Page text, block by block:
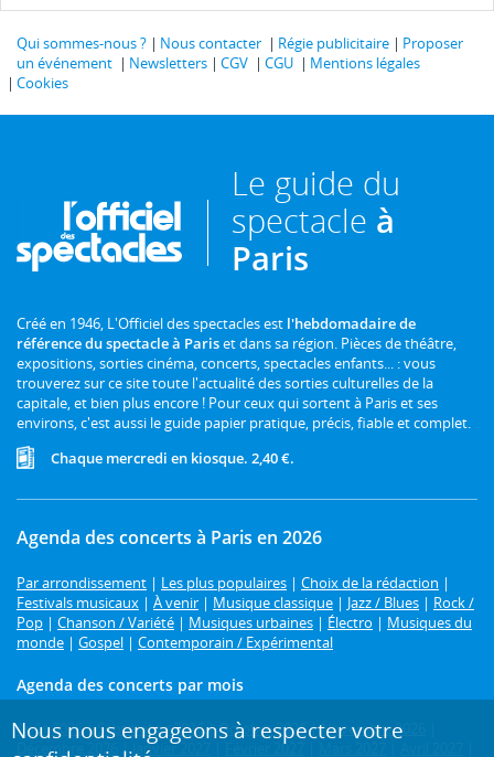
Qui sommes-nous ? Nous contacter Régie publicitaire
Proposer
un événement
Newsletters CGV CGU
Mentions légales
Cookies
Le guide du
spectacle à
Paris
Créé en 1946, L'Officiel des spectacles est l'hebdomadaire de
référence du spectacle à Pariset dans sa région. Pièces de théâtre,
expositions, sorties cinéma, concerts, spectacles enfants... : vous
trouverez sur ce site toute l'actualité des sorties culturelles de la
capitale, et bien plus encore ! Pour ceux qui sortent à Paris et ses
environs, c'est aussi le guide papier pratique, précis, fiable et complet.
Chaque mercredi en kiosque. 2,40 €.
Agenda des concerts à Paris en 2026
Par arrondissement | Les plus populaires | Choix de la rédaction |
Festivals musicaux | À venir | Musique classique | Jazz / Blues | Rock /
Pop | Chanson / Variété | Musiques urbaines | Électro | Musiques du
monde | Gospel | Contemporain / Expérimental
Agenda des concerts par mois
Août 2026| Septembre 2026|Octobre 2026|Novembre 2026
Décembre 2026
| Janvier 2027 Février 2027
Nous nous engageons à respecter votre